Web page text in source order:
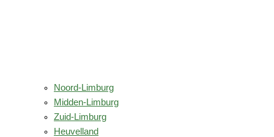
Noord-Limburg
Midden-Limburg
Zuid-Limburg
Heuvelland